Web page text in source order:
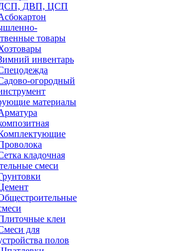
ДВП, ЦСП
товары
инвентарь
огородный
материалы
кладочная
смеси
клеи
для
полов